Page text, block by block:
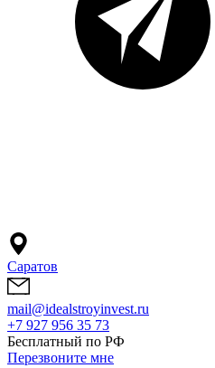
Саратов
mail@idealstroyinvest.ru
+7 927 956 35 73
Бесплатный по РФ
Перезвоните мне